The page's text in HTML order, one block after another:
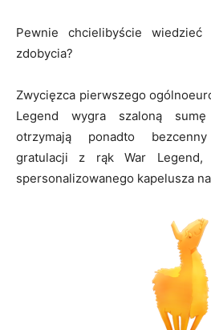
Pewnie chcielibyście wiedzieć
zdobycia?
Zwycięzca pierwszego
Legend wygra szaloną
otrzymają ponadto
gratulacji z rąk War Legend,
spersonalizowanego kapelusza